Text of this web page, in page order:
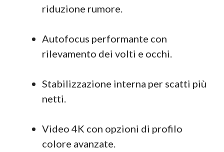
riduzione rumore.
Autofocus performante con
rilevamento dei volti e occhi.
Stabilizzazione interna per scatti più
netti.
Video 4K con opzioni di profilo
colore avanzate.